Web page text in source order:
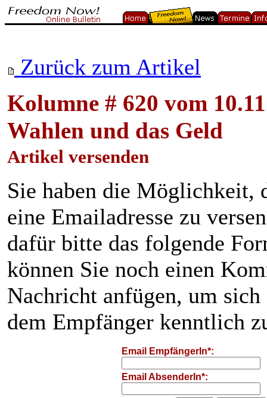
Zurück zum Artikel
Kolumne # 620 vom
Wahlen und das Geld
Artikel versenden
Sie haben die Möglichkeit,
eine Emailadresse zu
dafür bitte das folgende
können Sie noch einen
Nachricht anfügen, um
dem Empfänger kenntlich
Email EmpfängerIn*:
Email AbsenderIn*: